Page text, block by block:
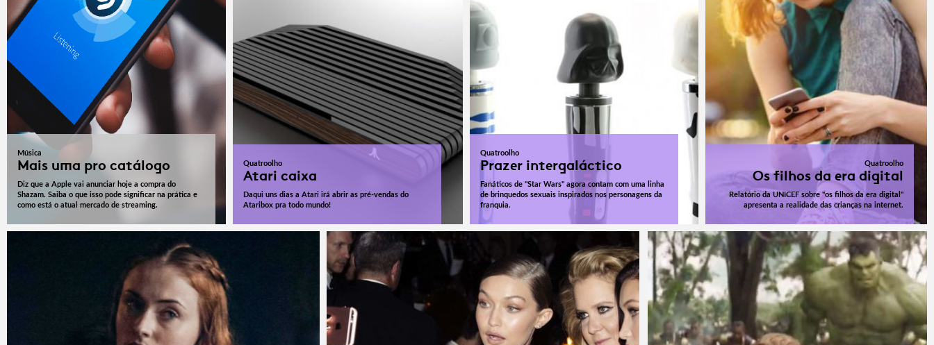
Quatroolho
Atari caixa
Daqui uns dias a Atari irá abrir as pré-vendas do
Ataribox pra todo mundo!
Quatroolho
Prazer intergaláctico
Fanáticos de "Star Wars" agora contam com uma linha
de brinquedos sexuais inspirados nos personagens da
franquia.
Quatroolho
Os filhos da era digital
Relatório da UNICEF sobre "os filhos da era digital"
apresenta a realidade das crianças na internet.
Música
Mais uma pro catálogo
Diz que a Apple vai anunciar hoje a compra do
Shazam. Saiba o que isso pode significar na prática e
como está o atual mercado de streaming.